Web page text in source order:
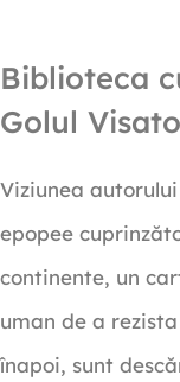
Biblioteca
Golul
Viziunea
epopee
continente, un
uman de a
înapoi, sunt